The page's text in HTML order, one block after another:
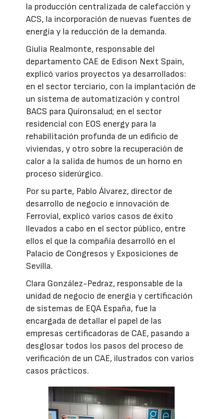
la producción centralizada de calefacción y
ACS, la incorporación de nuevas fuentes de
energía y la reducción de la demanda.
Giulia Realmonte, responsable del
departamento CAE de Edison Next Spain,
explicó varios proyectos ya desarrollados:
en el sector terciario, con la implantación de
un sistema de automatización y control
BACS para Quironsalud; en el sector
residencial con EOS energy para la
rehabilitación profunda de un edificio de
viviendas, y otro sobre la recuperación de
calor a la salida de humos de un horno en
proceso siderúrgico.
Por su parte, Pablo Álvarez, director de
desarrollo de negocio e innovación de
Ferrovial, explicó varios casos de éxito
llevados a cabo en el sector público, entre
ellos el que la compañía desarrolló en el
Palacio de Congresos y Exposiciones de
Sevilla.
Clara González-Pedraz, responsable de la
unidad de negocio de energía y certificación
de sistemas de EQA España, fue la
encargada de detallar el papel de las
empresas certificadoras de CAE, pasando a
desglosar todos los pasos del proceso de
verificación de un CAE, ilustrados con varios
casos prácticos.